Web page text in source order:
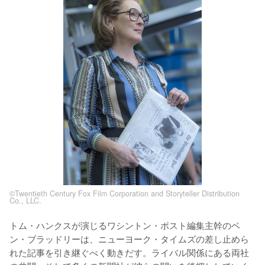
©Twentieth Century Fox Film Corporation and Storyteller Distribution
Co., LLC.
トム・ハンクスが演じるワシントン・ポスト編集主幹のベ
ン・ブラッドリーは、ニューヨーク・タイムズの差し止めら
れた記事を引き継ぐべく動きだす。ライバル関係にある両社